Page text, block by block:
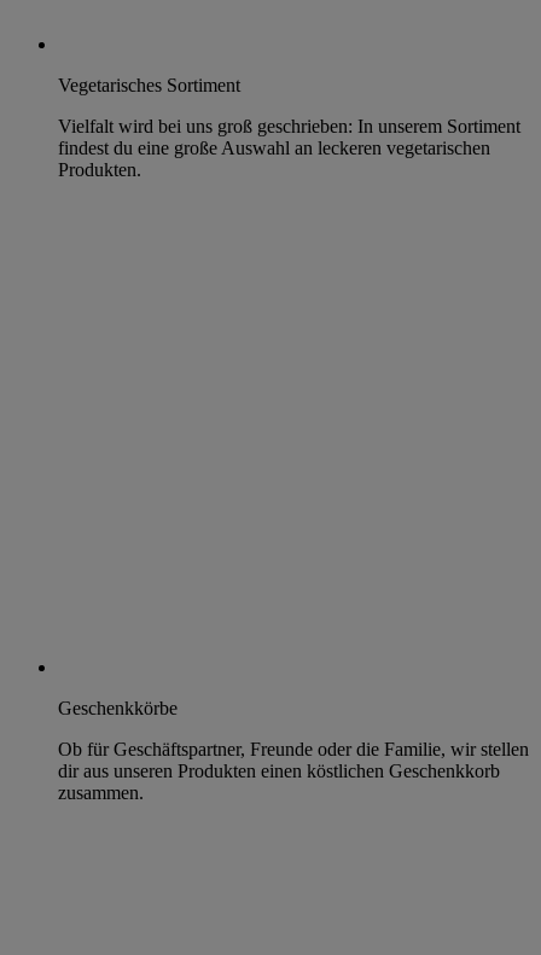
Vegetarisches Sortiment
Vielfalt wird bei uns groß geschrieben: In unserem Sortiment
findest du eine große Auswahl an leckeren vegetarischen
Produkten.
Geschenkkörbe
Ob für Geschäftspartner, Freunde oder die Familie, wir stellen
dir aus unseren Produkten einen köstlichen Geschenkkorb
zusammen.